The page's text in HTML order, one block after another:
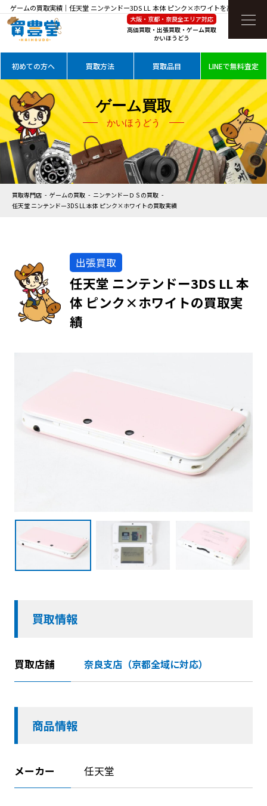
ゲームの買取実績｜任天堂 ニンテンドー3DS LL 本体 ピンク×ホワイトを高価買取
大阪・京都・奈良全エリア対応
高価買取・出張買取・ゲーム買取
かいほうどう
初めての方へ 買取方法 買取品目 LINEで無料査定
ゲーム買取
かいほうどう
買取専門店 ゲームの買取
ニンテンドーＤＳの買取
任天堂 ニンテンドー3DS LL 本体 ピンク×ホワイトの買取実績
出張買取
任天堂 ニンテンドー3DS LL 本
体 ピンク×ホワイトの買取実
績
買取情報
買取店舗 奈良支店（京都全域に対応）
商品情報
メーカー 任天堂